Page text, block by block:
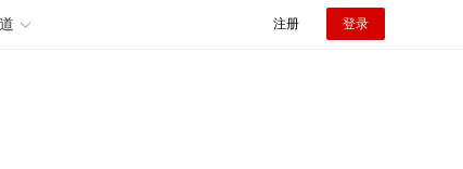
注册 登录